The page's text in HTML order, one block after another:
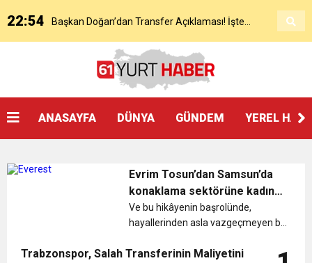
KAP’a Bildirdi
22:54 Başkan Doğan’dan Transfer Açıklaması! İşte
Mohamed Salah’ın Trabzon’da İlk Sözleri!
Başkan Ertuğrul Doğan Canlı Yayında Transferi
Trabzonspor, Mohammed Salah’ı Resmen KAP’a
ANASAYFA DÜNYA GÜNDEM YEREL
Evrim Tosun’dan Samsun’da
konaklama sektörüne kadın
eliyle gelen bir dokunuş: Roden
Apart Cafe
Ve bu hikâyenin başrolünde,
hayallerinden asla vazgeçmeyen bir
Trabzonspor, Salah Transferinin Maliyetini